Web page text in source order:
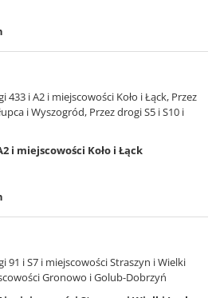
i A2 i miejscowości Koło i Łąck, Przez
i Wyszogród, Przez drogi S5 i S10 i
i miejscowości Koło i Łąck
91 i S7 i miejscowości Straszyn i Wielki
Gronowo i Golub-Dobrzyń